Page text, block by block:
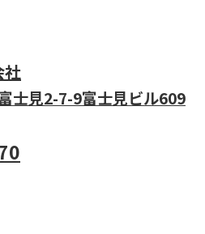
社
士見2-7-9富士見ビル609